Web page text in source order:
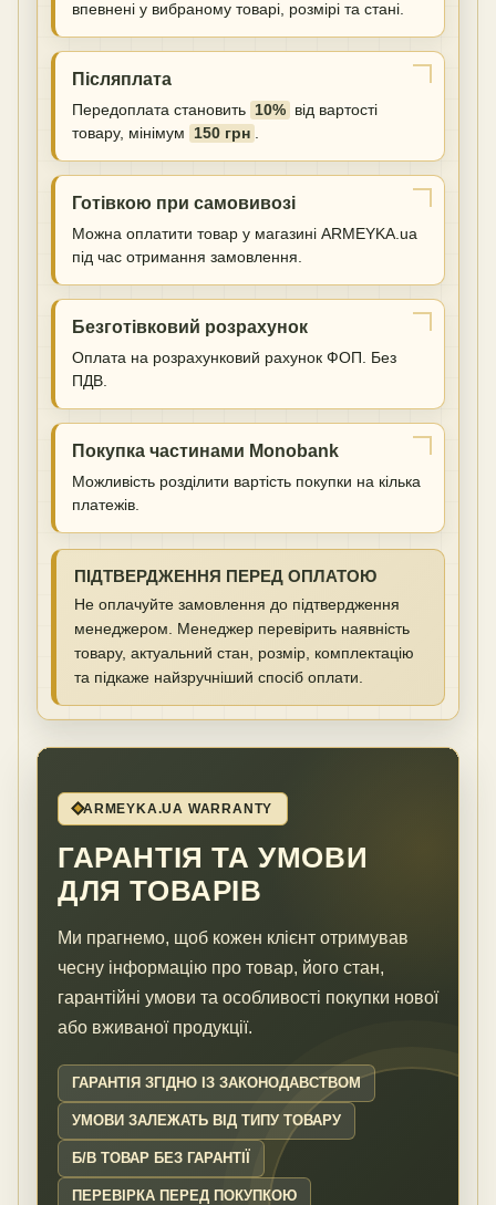
впевнені у вибраному товарі, розмірі та стані.
Післяплата
Передоплата становить 10% від вартості
товару, мінімум
150 грн
Готівкою при самовивозі
Можна оплатити товар у магазині ARMEYKA.ua
під час отримання замовлення.
Безготівковий розрахунок
Оплата на розрахунковий рахунок ФОП. Без
ПДВ.
Покупка частинами Monobank
Можливість розділити вартість покупки на кілька
платежів.
ПІДТВЕРДЖЕННЯ ПЕРЕД ОПЛАТОЮ
Не оплачуйте замовлення до підтвердження
менеджером. Менеджер перевірить наявність
товару, актуальний стан, розмір, комплектацію
та підкаже найзручніший спосіб оплати.
ARMEYKA.UA WARRANTY
ГАРАНТІЯ ТА УМОВИ
ДЛЯ ТОВАРІВ
Ми прагнемо, щоб кожен клієнт отримував
чесну інформацію про товар, його стан,
гарантійні умови та особливості покупки нової
або вживаної продукції.
ГАРАНТІЯ ЗГІДНО ІЗ ЗАКОНОДАВСТВОМ
УМОВИ ЗАЛЕЖАТЬ ВІД ТИПУ ТОВАРУ
Б/В ТОВАР БЕЗ ГАРАНТІЇ
ПЕРЕВІРКА ПЕРЕД ПОКУПКОЮ